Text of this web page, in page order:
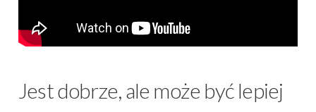
Jest dobrze, ale może być lepiej